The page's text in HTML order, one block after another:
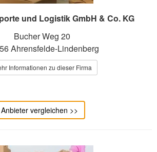
und Logistik GmbH & Co. KG
Bucher Weg 20
Ahrensfelde-Lindenberg
Informationen zu dieser Firma
Anbieter vergleichen >>